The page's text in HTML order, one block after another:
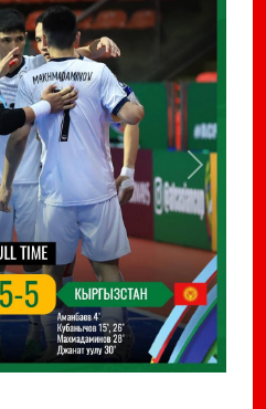
Next